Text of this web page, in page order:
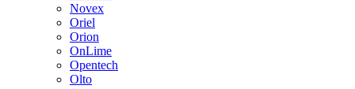
Novex
Oriel
Orion
OnLime
Opentech
Olto